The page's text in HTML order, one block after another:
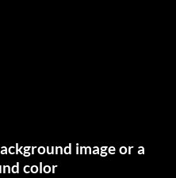
image or a
color